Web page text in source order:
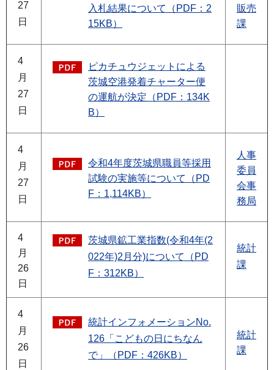
27
日
入札結果について（PDF：2
15KB）
販売
課
4
月
27
日
ピカチュウジェットによる
茨城空港発着チャーター便
の運航が決定（PDF：134K
B）
4
月
27
日
令和4年度茨城県職員等採用
試験の実施等について（PD
F：1,114KB）
人事
委員
会事
務局
4
月
26
日
茨城県鉱工業指数(令和4年(2
022年)2月分)について（PD
F：312KB）
統計
課
4
月
26
日
統計インフォメーションNo.
126「こどもの日にちなん
で」（PDF：426KB）
統計
課